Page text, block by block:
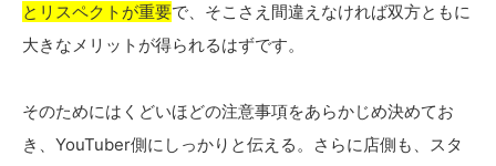
とリスペクトが重要で、そこさえ間違えなければ双方ともに
大きなメリットが得られるはずです。
そのためにはくどいほどの注意事項をあらかじめ決めてお
き、YouTuber側にしっかりと伝える。さらに店側も、スタ